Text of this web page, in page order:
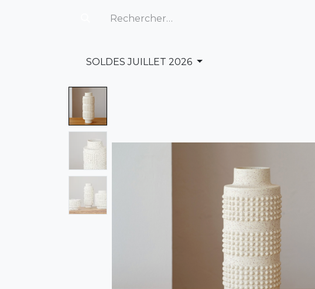
SOLDES JUILLET 2026